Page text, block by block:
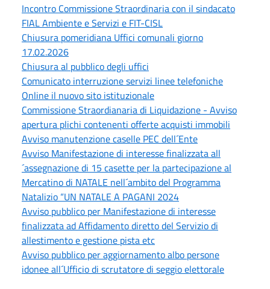
Incontro Commissione Straordinaria con il sindacato
FIAL Ambiente e Servizi e FIT-CISL
Chiusura pomeridiana Uffici comunali giorno
17.02.2026
Chiusura al pubblico degli uffici
Comunicato interruzione servizi linee telefoniche
Online il nuovo sito istituzionale
Commissione Straordianaria di Liquidazione - Avviso
apertura plichi contenenti offerte acquisti immobili
Avviso manutenzione caselle PEC dell´Ente
Avviso Manifestazione di interesse finalizzata all
´assegnazione di 15 casette per la partecipazione al
Mercatino di NATALE nell´ambito del Programma
Natalizio “UN NATALE A PAGANI 2024
Avviso pubblico per Manifestazione di interesse
finalizzata ad Affidamento diretto del Servizio di
allestimento e gestione pista etc
Avviso pubblico per aggiornamento albo persone
idonee all´Ufficio di scrutatore di seggio elettorale